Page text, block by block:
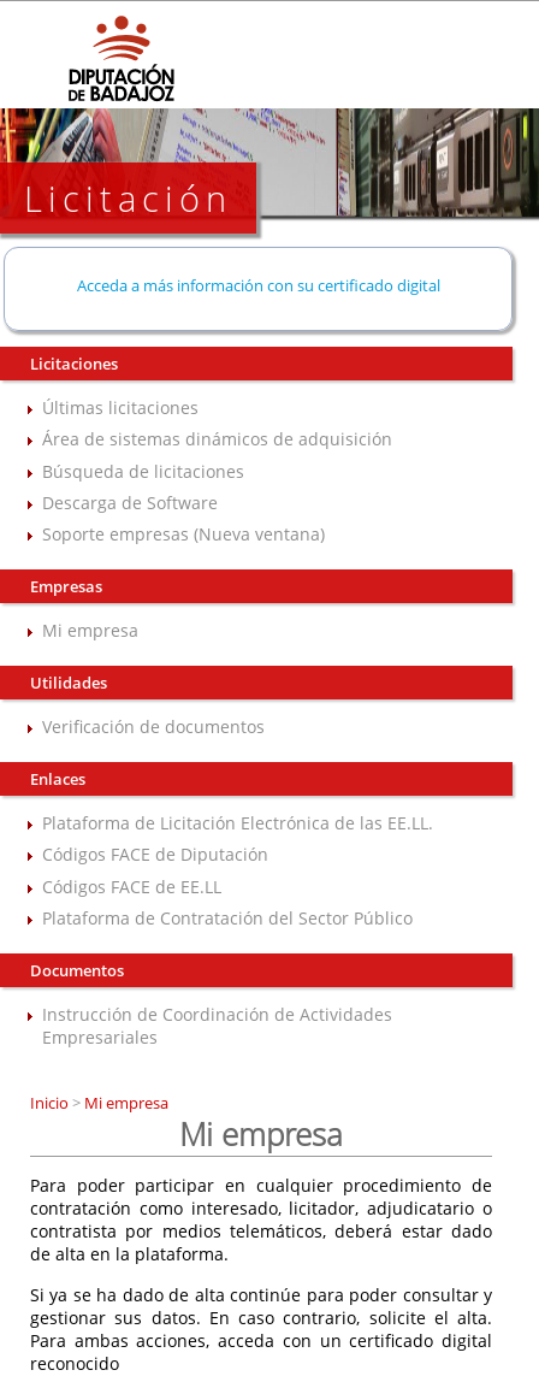
Licitación
Acceda a más información con su certificado digital
Licitaciones
Últimas licitaciones
Área de sistemas dinámicos de adquisición
Búsqueda de licitaciones
Descarga de Software
Soporte empresas (Nueva ventana)
Empresas
Mi empresa
Utilidades
Verificación de documentos
Enlaces
Plataforma de Licitación Electrónica de las EE.LL.
Códigos FACE de Diputación
Códigos FACE de EE.LL
Plataforma de Contratación del Sector Público
Documentos
Instrucción de Coordinación de Actividades
Empresariales
Inicio > Mi empresa
Mi empresa
Para poder participar en cualquier procedimiento de
contratación como interesado, licitador, adjudicatario o
contratista por medios telemáticos, deberá estar dado
de alta en la plataforma.
Si ya se ha dado de alta continúe para poder consultar y
gestionar sus datos. En caso contrario, solicite el alta.
Para ambas acciones, acceda con un certificado digital
reconocido